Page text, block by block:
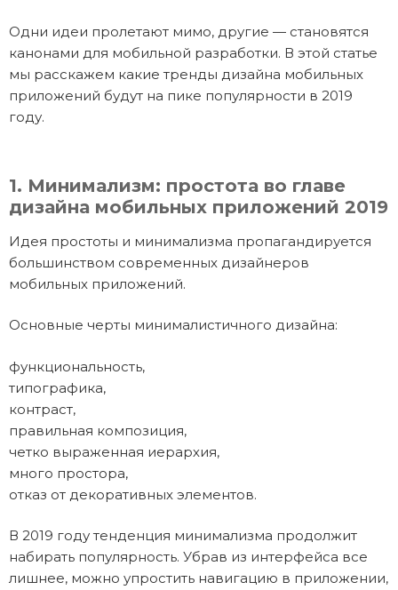
Одни идеи пролетают мимо, другие — становятся
канонами для мобильной разработки. В этой статье
мы расскажем какие тренды дизайна мобильных
приложений будут на пике популярности в 2019
году.
1. Минимализм: простота во главе
дизайна мобильных приложений 2019
Идея простоты и минимализма пропагандируется
большинством современных дизайнеров
мобильных приложений.
Основные черты минималистичного дизайна:
функциональность,
типографика,
контраст,
правильная композиция,
четко выраженная иерархия,
много простора,
отказ от декоративных элементов.
В 2019 году тенденция минимализма продолжит
набирать популярность. Убрав из интерфейса все
лишнее, можно упростить навигацию в приложении,